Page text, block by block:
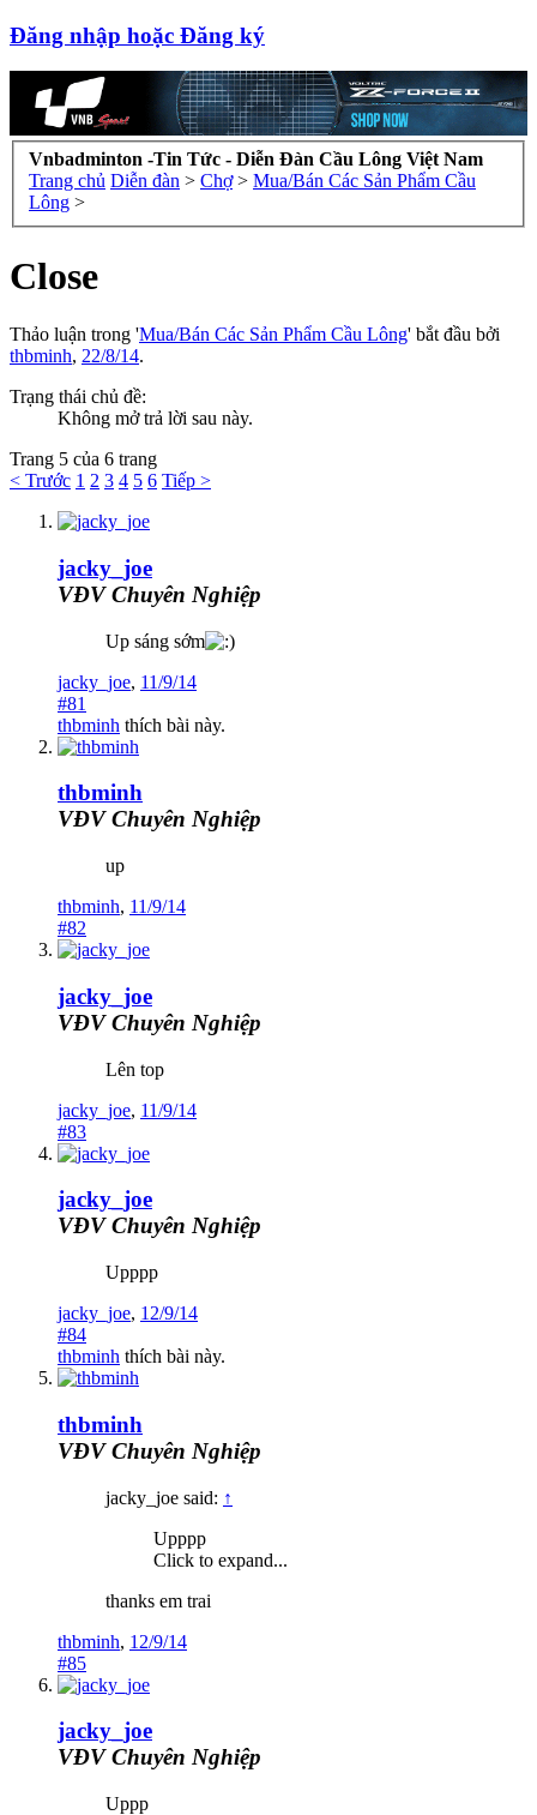
Đăng nhập hoặc Đăng ký
Vnbadminton -Tin Tức - Diễn Đàn Cầu Lông Việt Nam
Trang chủ Diễn đàn > Chợ > Mua/Bán Các Sản Phẩm Cầu
Lông >
Close
Thảo luận trong 'Mua/Bán Các Sản Phẩm Cầu Lông' bắt đầu bởi
thbminh, 22/8/14.
Trạng thái chủ đề:
Không mở trả lời sau này.
Trang 5 của 6 trang
< Trước 1 2 3 4 5 6 Tiếp >
jacky_joe
VĐV Chuyên Nghiệp
Up sáng sớm
jacky_joe, 11/9/14
#81
thbminh thích bài này.
thbminh
VĐV Chuyên Nghiệp
up
thbminh, 11/9/14
#82
jacky_joe
VĐV Chuyên Nghiệp
Lên top
jacky_joe, 11/9/14
#83
jacky_joe
VĐV Chuyên Nghiệp
Upppp
jacky_joe, 12/9/14
#84
thbminh thích bài này.
thbminh
VĐV Chuyên Nghiệp
jacky_joe said: ↑
Upppp
Click to expand...
thanks em trai
thbminh, 12/9/14
#85
jacky_joe
VĐV Chuyên Nghiệp
Uppp